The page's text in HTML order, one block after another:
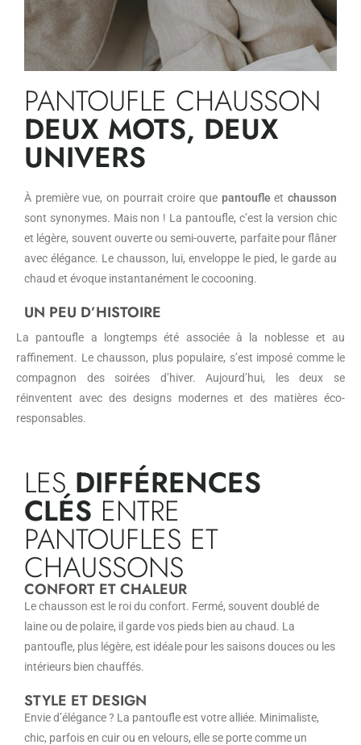
PANTOUFLE CHAUSSON
DEUX MOTS, DEUX
UNIVERS
À première vue, on pourrait croire que pantoufle etchausson
sont synonymes. Mais non ! La pantoufle, c’est la version chic
et légère, souvent ouverte ou semi-ouverte, parfaite pour flâner
avec élégance. Le chausson, lui, enveloppe le pied, le garde au
chaud et évoque instantanément le cocooning.
UN PEU D’HISTOIRE
La pantoufle a longtemps été associée à la noblesse et au
raffinement. Le chausson, plus populaire, s’est imposé comme le
compagnon des soirées d’hiver. Aujourd’hui, les deux se
réinventent avec des designs modernes et des matières éco-
responsables.
LESDIFFÉRENCES
CLÉS ENTRE
PANTOUFLES ET
CHAUSSONS
CONFORT ET CHALEUR
Le chausson est le roi du confort. Fermé, souvent doublé de
laine ou de polaire, il garde vos pieds bien au chaud. La
pantoufle, plus légère, est idéale pour les saisons douces ou les
intérieurs bien chauffés.
STYLE ET DESIGN
Envie d’élégance ? La pantoufle est votre alliée. Minimaliste,
chic, parfois en cuir ou en velours, elle se porte comme un